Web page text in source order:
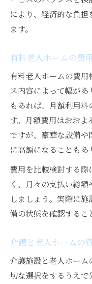
により、経済的な負
ます。
有料老人ホームの費
有料老人ホームの費
ス内容によって幅が
もあれば、月額利用
す。月額費用はおおよ
ですが、豪華な設備や
に高額になることもあ
費用を比較検討する
く、月々の支払い総
しましょう。実際に
備の状態を確認するこ
介護と老人ホームの
介護施設と老人ホー
切な選択をするうえ